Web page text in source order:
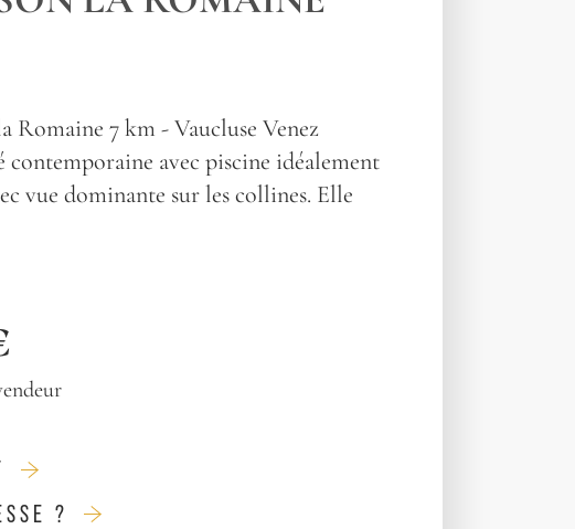
Romaine 7 km - Vaucluse Venez
avec piscine idéalement
vue dominante sur les collines. Elle
?